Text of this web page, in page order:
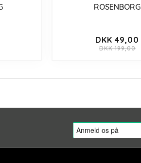
ROSENBORG
DKK 49,00
DKK 199,00